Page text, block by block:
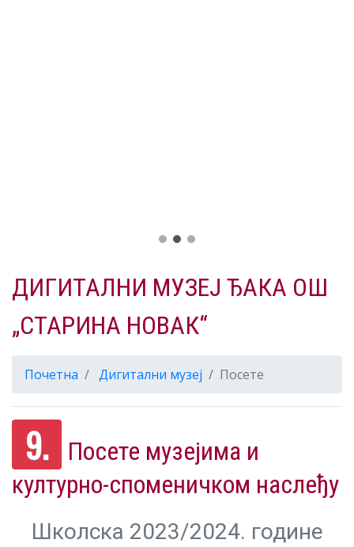
ДИГИТАЛНИ МУЗЕЈ ЂАКА ОШ
„СТАРИНА НОВАК“
Почетна Дигитални музеј Посете
9.
Посете музејима и
културно-споменичком наслеђу
Школска 2023/2024. године